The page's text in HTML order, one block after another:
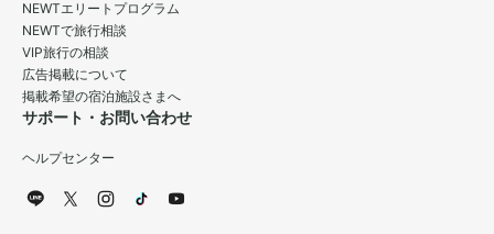
NEWTエリートプログラム
NEWTで旅行相談
VIP旅行の相談
広告掲載について
掲載希望の宿泊施設さまへ
サポート・お問い合わせ
ヘルプセンター